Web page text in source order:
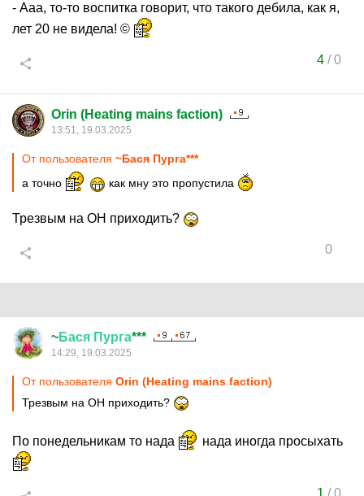
- Ааа, то-то воспитка говорит, что такого дебила, как я,
лет 20 не видела! ©
4/0
Orin (Heating mains faction)
13:51, 19.03.2025
От пользователя ~Бася Пурга***
а точно
как мну это пропустила
Трезвым на ОН приходить?
0
~Бася Пурга***
14:29, 19.03.2025
От пользователя Orin (Heating mains faction)
Трезвым на ОН приходить?
По понедельникам то нада нада иногда просыхать
1 /0